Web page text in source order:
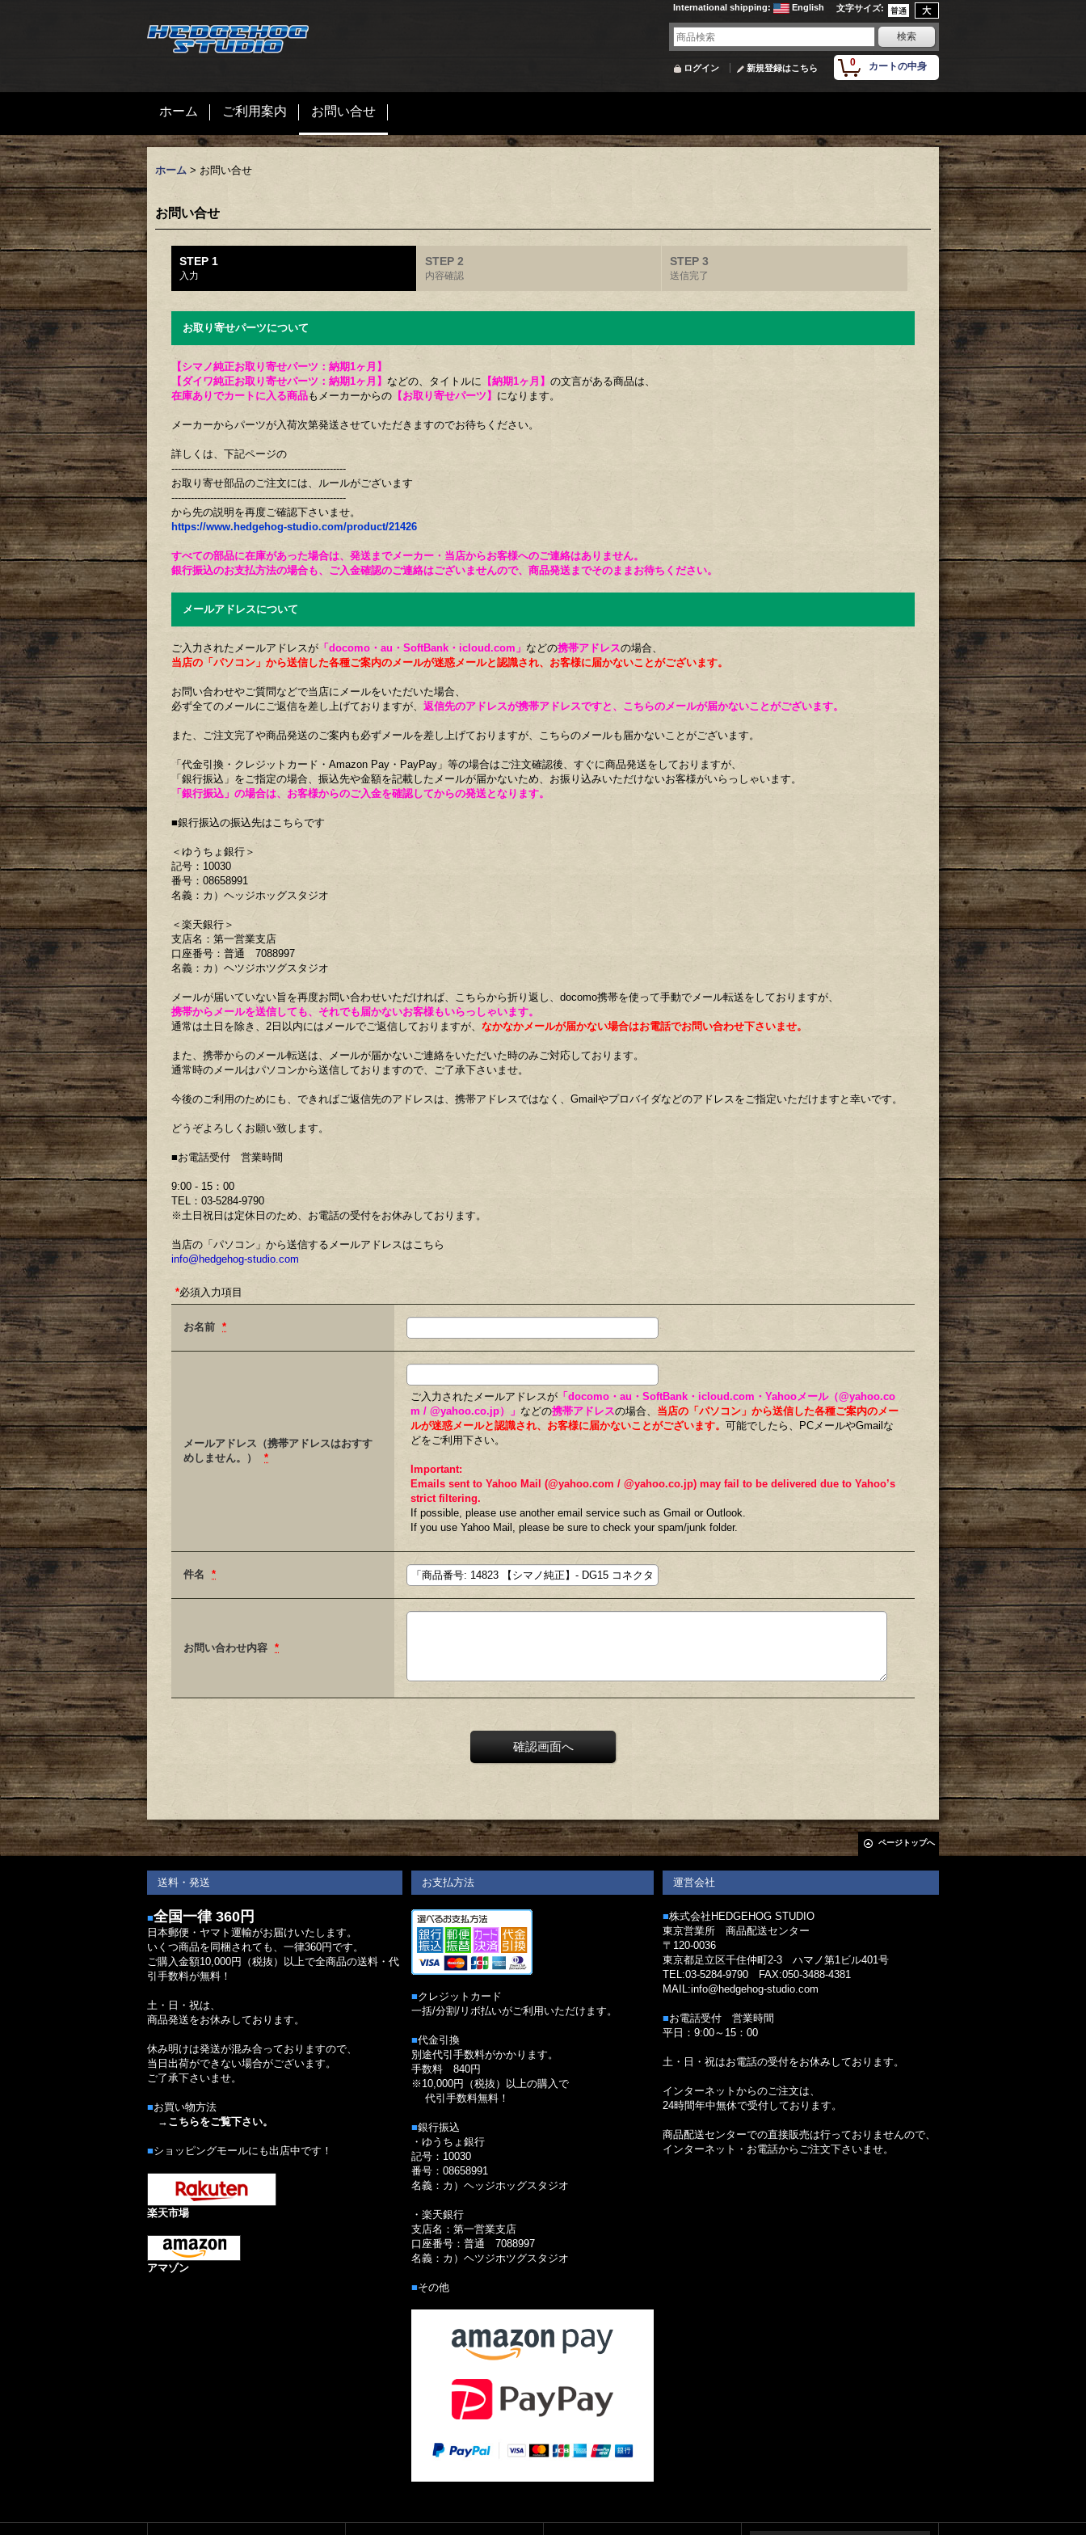
文字サイズ:
International shipping: English
0 カートの中身
ログイン 新規登録はこちら
ホーム ご利用案内 お問い合せ
ホーム > お問い合せ
お問い合せ
STEP 1
入力
STEP 2
内容確認
STEP 3
送信完了
お取り寄せパーツについて
【シマノ純正お取り寄せパーツ：納期1ヶ月】
【ダイワ純正お取り寄せパーツ：納期1ヶ月】 などの、タイトルに 【納期1ヶ月】 の文言がある商品は、
在庫ありでカートに入る商品もメーカーからの 【お取り寄せパーツ】 になります。
メーカーからパーツが入荷次第発送させていただきますのでお待ちください。
詳しくは、下記ページの
------------------------------------------------------
お取り寄せ部品のご注文には、ルールがございます
------------------------------------------------------
から先の説明を再度ご確認下さいませ。
https://www.hedgehog-studio.com/product/21426
すべての部品に在庫があった場合は、発送までメーカー・当店からお客様へのご連絡はありません。
銀行振込のお支払方法の場合も、ご入金確認のご連絡はございませんので、商品発送までそのままお待ちください。
メールアドレスについて
ご入力されたメールアドレスが 「docomo・au・SoftBank・icloud.com」 などの携帯アドレスの場合、
当店の「パソコン」から送信した各種ご案内のメールが迷惑メールと認識され、お客様に届かないことがございます。
お問い合わせやご質問などで当店にメールをいただいた場合、
必ず全てのメールにご返信を差し上げておりますが、 返信先のアドレスが携帯アドレスですと、こちらのメールが届かないことがございます。
また、ご注文完了や商品発送のご案内も必ずメールを差し上げておりますが、こちらのメールも届かないことがございます。
「代金引換・クレジットカード・Amazon Pay・PayPay」等の場合はご注文確認後、すぐに商品発送をしておりますが、
「銀行振込」をご指定の場合、振込先や金額を記載したメールが届かないため、お振り込みいただけないお客様がいらっしゃいます。
「銀行振込」の場合は、お客様からのご入金を確認してからの発送となります。
■銀行振込の振込先はこちらです
＜ゆうちょ銀行＞
記号：10030
番号：08658991
名義：カ）ヘッジホッグスタジオ
＜楽天銀行＞
支店名：第一営業支店
口座番号：普通 7088997
名義：カ）ヘツジホツグスタジオ
メールが届いていない旨を再度お問い合わせいただければ、こちらから折り返し、docomo携帯を使って手動でメール転送をしておりますが、
携帯からメールを送信しても、それでも届かないお客様もいらっしゃいます。
通常は土日を除き、2日以内にはメールでご返信しておりますが、 なかなかメールが届かない場合はお電話でお問い合わせ下さいませ。
また、携帯からのメール転送は、メールが届かないご連絡をいただいた時のみご対応しております。
通常時のメールはパソコンから送信しておりますので、ご了承下さいませ。
今後のご利用のためにも、できればご返信先のアドレスは、携帯アドレスではなく、Gmailやプロバイダなどのアドレスをご指定いただけますと幸いです。
どうぞよろしくお願い致します。
■お電話受付 営業時間
9:00 - 15：00
TEL：03-5284-9790
※土日祝日は定休日のため、お電話の受付をお休みしております。
当店の「パソコン」から送信するメールアドレスはこちら
info@hedgehog-studio.com
*必須入力項目
お名前 *
メールアドレス（携帯アドレスはおすす
めしません。）
*
ご入力されたメールアドレスが 「docomo・au・SoftBank・icloud.com・Yahooメール（@yahoo.co
m / @yahoo.co.jp）」 などの携帯アドレスの場合、 当店の「パソコン」から送信した各種ご案内のメー
ルが迷惑メールと認識され、お客様に届かないことがございます。 可能でしたら、PCメールやGmailな
どをご利用下さい。
Important:
Emails sent to Yahoo Mail (@yahoo.com / @yahoo.co.jp) may fail to be delivered due to Yahoo’s
strict filtering.
If possible, please use another email service such as Gmail or Outlook.
If you use Yahoo Mail, please be sure to check your spam/junk folder.
件名 *
お問い合わせ内容 *
ページトップへ
送料・発送 お支払方法 運営会社
■全国一律 360円
日本郵便・ヤマト運輸がお届けいたします。
いくつ商品を同梱されても、一律360円です。
ご購入金額10,000円（税抜）以上で全商品の送料・代
引手数料が無料！
土・日・祝は、
商品発送をお休みしております。
休み明けは発送が混み合っておりますので、
当日出荷ができない場合がございます。
ご了承下さいませ。
■お買い物方法
→ こちらをご覧下さい。
■ショッピングモールにも出店中です！
楽天市場
アマゾン
■クレジットカード
一括/分割/リボ払いがご利用いただけます。
■代金引換
別途代引手数料がかかります。
手数料 840円
※10,000円（税抜）以上の購入で
代引手数料無料！
■銀行振込
・ゆうちょ銀行
記号：10030
番号：08658991
名義：カ）ヘッジホッグスタジオ
・楽天銀行
支店名：第一営業支店
口座番号：普通 7088997
名義：カ）ヘツジホツグスタジオ
■その他
■株式会社HEDGEHOG STUDIO
東京営業所 商品配送センター
〒120-0036
東京都足立区千住仲町2-3 ハマノ第1ビル401号
TEL:03-5284-9790 FAX:050-3488-4381
MAIL:info@hedgehog-studio.com
■お電話受付 営業時間
平日：9:00～15：00
土・日・祝はお電話の受付をお休みしております。
インターネットからのご注文は、
24時間年中無休で受付しております。
商品配送センターでの直接販売は行っておりませんので、
インターネット・お電話からご注文下さいませ。